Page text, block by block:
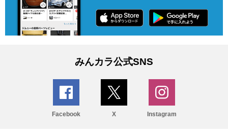
みんカラ公式SNS
Facebook X Instagram